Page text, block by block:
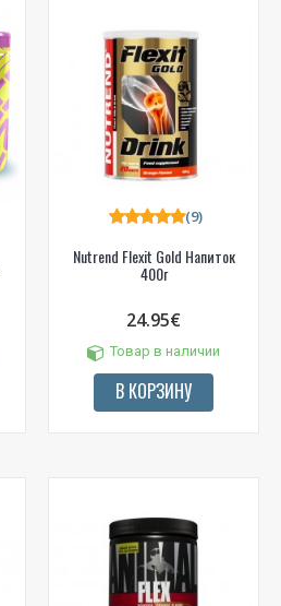
Nutrend Flexit Gold Напиток
400г
(9)
24.95€
Товар в наличии
В КОРЗИНУ